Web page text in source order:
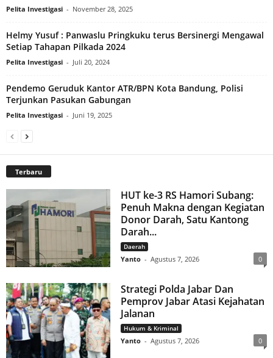
Pelita Investigasi - November 28, 2025
Helmy Yusuf : Panwaslu Pringkuku terus Bersinergi Mengawal
Setiap Tahapan Pilkada 2024
Pelita Investigasi - Juli 20, 2024
Pendemo Geruduk Kantor ATR/BPN Kota Bandung, Polisi
Terjunkan Pasukan Gabungan
Pelita Investigasi - Juni 19, 2025
Terbaru
HUT ke-3 RS Hamori Subang:
Penuh Makna dengan Kegiatan
Donor Darah, Satu Kantong
Darah...
Daerah
Yanto - Agustus 7, 2026 0
Strategi Polda Jabar Dan
Pemprov Jabar Atasi Kejahatan
Jalanan
Hukum & Kriminal
Yanto - Agustus 7, 2026 0